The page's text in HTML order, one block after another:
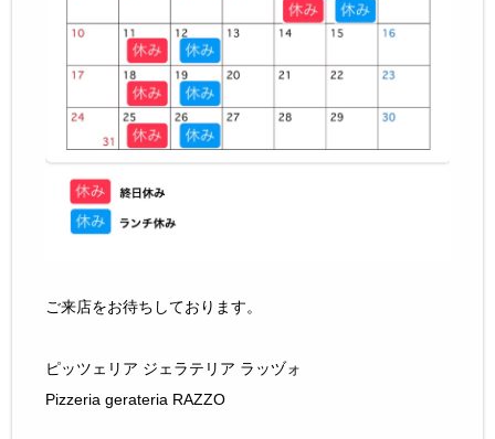
ご来店をお待ちしております。
ピッツェリア ジェラテリア ラッヅォ
Pizzeria gerateria RAZZO